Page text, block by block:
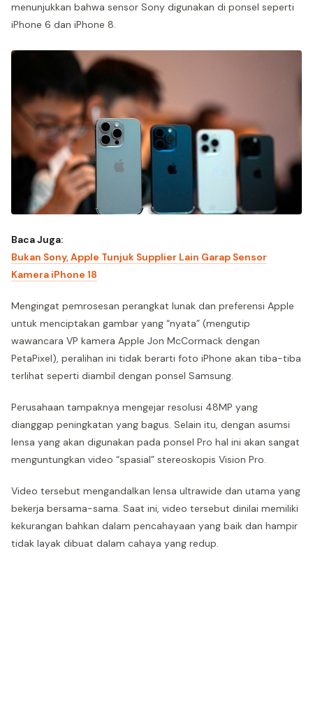
menunjukkan bahwa sensor Sony digunakan di ponsel seperti
iPhone 6 dan iPhone 8.
Baca Juga:
Bukan Sony, Apple Tunjuk Supplier Lain Garap Sensor
Kamera iPhone 18
Mengingat pemrosesan perangkat lunak dan preferensi Apple
untuk menciptakan gambar yang “nyata” (mengutip
wawancara VP kamera Apple Jon McCormack dengan
PetaPixel), peralihan ini tidak berarti foto iPhone akan tiba-tiba
terlihat seperti diambil dengan ponsel Samsung.
Perusahaan tampaknya mengejar resolusi 48MP yang
dianggap peningkatan yang bagus. Selain itu, dengan asumsi
lensa yang akan digunakan pada ponsel Pro hal ini akan sangat
menguntungkan video “spasial” stereoskopis Vision Pro.
Video tersebut mengandalkan lensa ultrawide dan utama yang
bekerja bersama-sama. Saat ini, video tersebut dinilai memiliki
kekurangan bahkan dalam pencahayaan yang baik dan hampir
tidak layak dibuat dalam cahaya yang redup.